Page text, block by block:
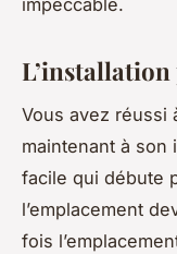
Vous avez réussi
maintenant à son
facile qui débute
l’emplacement
fois